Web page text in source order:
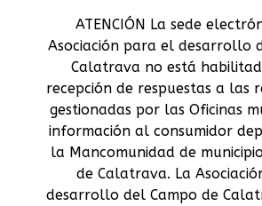
ATENCIÓN La sede
Asociación para el desarrollo
Calatrava no está
recepción de respuestas a las
gestionadas por las Oficinas
información al consumidor
la Mancomunidad de
de Calatrava. La
desarrollo del Campo de